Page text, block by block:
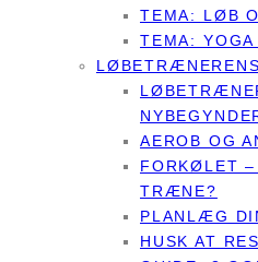
TEMA: LØB
TEMA:
AEROB OG
FORKØLET –
TRÆNE?
PLANLÆG
HUSK AT